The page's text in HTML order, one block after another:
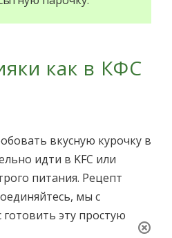
как в КФС
вкусную курочку в
идти в KFC или
питания. Рецепт
мы с
эту простую